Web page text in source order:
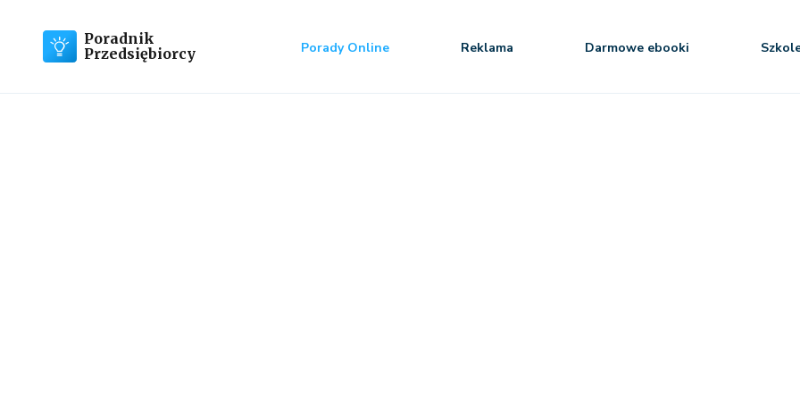
Poradnik
Przedsiębiorcy
Porady Online Reklama Darmowe ebooki